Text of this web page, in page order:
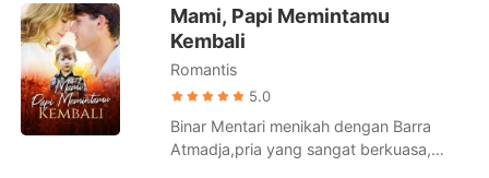
Unduh Aplikasi
Miliarder
Likantrof
Siklus
Mami, Papi Memintamu
Kembali
Romantis
5.0
Binar Mentari menikah dengan Barra
Atmadja,pria yang sangat berkuasa,